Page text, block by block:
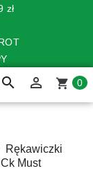
zł
search  shopping_cart 0
Rękawiczki
Must